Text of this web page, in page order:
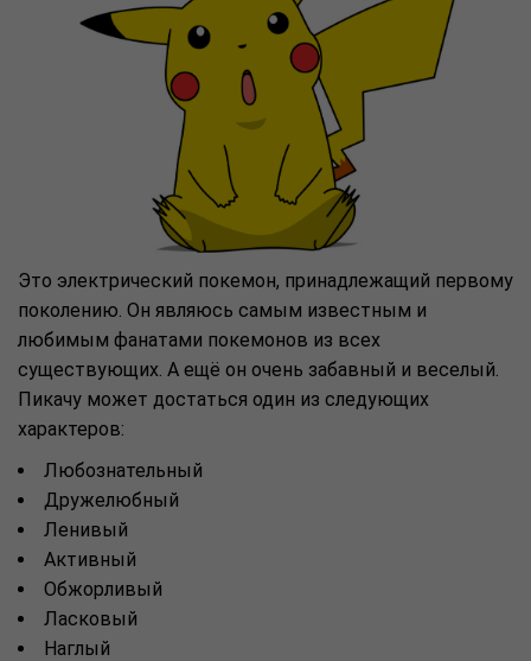
Это электрический покемон, принадлежащий первому
поколению. Он являюсь самым известным и
любимым фанатами покемонов из всех
существующих. А ещё он очень забавный и веселый.
Пикачу может достаться один из следующих
характеров:
Любознательный
Дружелюбный
Ленивый
Активный
Обжорливый
Ласковый
Наглый